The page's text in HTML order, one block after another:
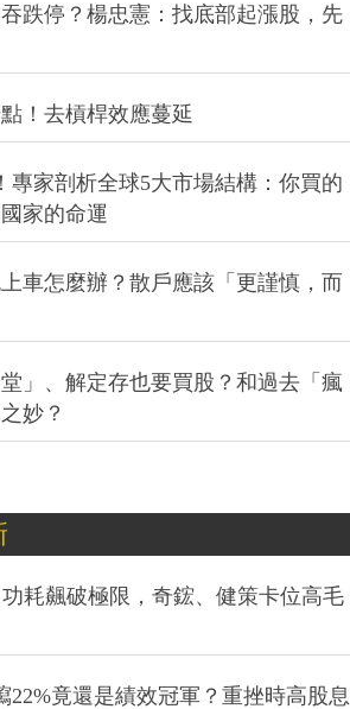
跌停？楊忠憲：找底部起漲股，先
！去槓桿效應蔓延
專家剖析全球5大市場結構：你買的
家的命運
車怎麼辦？散戶應該「更謹慎，而
」、解定存也要買股？和過去「瘋
妙？
耗飆破極限，奇鋐、健策卡位高毛
22%竟還是績效冠軍？重挫時高股息